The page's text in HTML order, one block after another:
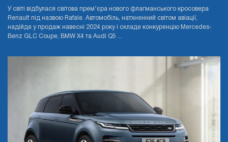
У світі відбулася світова прем’єра нового флагманського кросовера
Renault під назвою Rafale. Автомобіль, натхненний світом авіації,
надійде у продаж навесні 2024 року і складе конкуренцію Mercedes-
Benz GLC Coupe, BMW X4 та Audi Q5 ...